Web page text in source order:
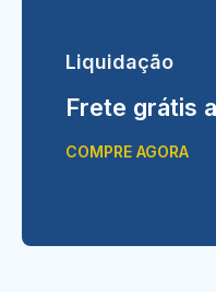
Liquidação
Frete grátis
COMPRE AGORA